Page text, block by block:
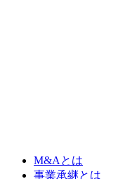
M&Aとは
事業承継とは